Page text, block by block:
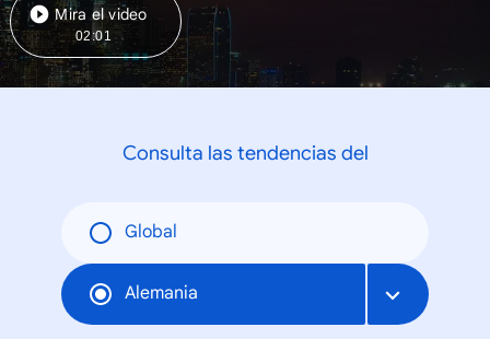
Mira el video
02:01
Consulta las tendencias del
Global
Alemania